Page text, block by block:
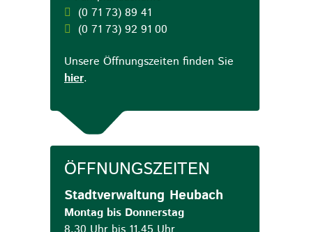
(0 71 73) 89 41
(0 71 73) 92 91 00
Unsere Öffnungszeiten finden Sie
hier.
ÖFFNUNGSZEITEN
Stadtverwaltung Heubach
Montag bis Donnerstag